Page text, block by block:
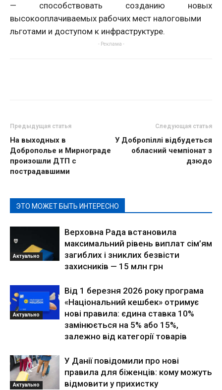
— способствовать созданию новых
высокооплачиваемых рабочих мест налоговыми
льготами и доступом к инфраструктуре.
- Реклама -
Предыдущая статья
На выходных в
Доброполье и Мирнограде
произошли ДТП с
пострадавшими
Следующая статья
У Добропіллі відбудеться
обласний чемпіонат з
дзюдо
ЭТО МОЖЕТ БЫТЬ ИНТЕРЕСНО
Актуально
Верховна Рада встановила
максимальний рівень виплат сім’ям
загиблих і зниклих безвісти
захисників — 15 млн грн
Актуально
Від 1 березня 2026 року програма
«Національний кешбек» отримує
нові правила: єдина ставка 10%
замінюється на 5% або 15%,
залежно від категорії товарів
Актуально
У Данії повідомили про нові
правила для біженців: кому можуть
відмовити у прихистку